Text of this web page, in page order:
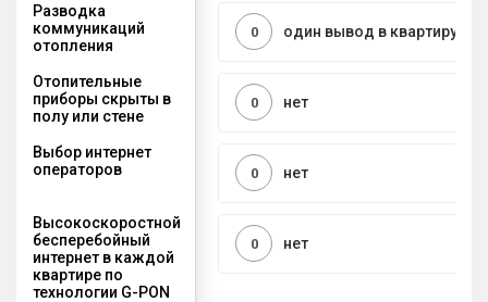
Разводка
коммуникаций
отопления
один вывод в квартиру
0
Отопительные
приборы скрыты в
полу или стене
нет
0
Выбор интернет
операторов
нет
0
Высокоскоростной
бесперебойный
интернет в каждой
квартире по
технологии G-PON
нет
0